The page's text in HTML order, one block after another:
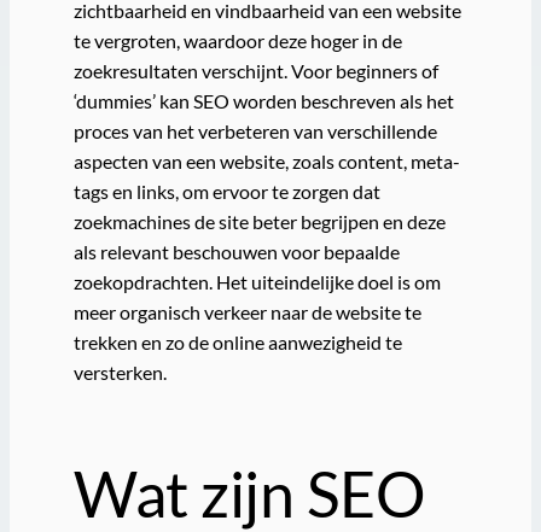
zichtbaarheid en vindbaarheid van een website
te vergroten, waardoor deze hoger in de
zoekresultaten verschijnt. Voor beginners of
‘dummies’ kan SEO worden beschreven als het
proces van het verbeteren van verschillende
aspecten van een website, zoals content, meta-
tags en links, om ervoor te zorgen dat
zoekmachines de site beter begrijpen en deze
als relevant beschouwen voor bepaalde
zoekopdrachten. Het uiteindelijke doel is om
meer organisch verkeer naar de website te
trekken en zo de online aanwezigheid te
versterken.
Wat zijn SEO